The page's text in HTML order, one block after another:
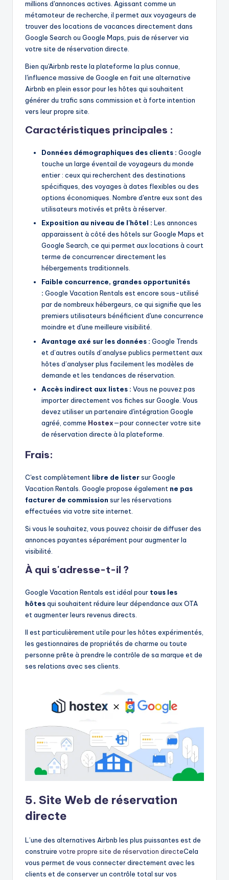
millions d'annonces actives. Agissant comme un
métamoteur de recherche, il permet aux voyageurs de
trouver des locations de vacances directement dans
Google Search ou Google Maps, puis de réserver via
votre site de réservation directe.
Bien qu'Airbnb reste la plateforme la plus connue,
l'influence massive de Google en fait une alternative
Airbnb en plein essor pour les hôtes qui souhaitent
générer du trafic sans commission et à forte intention
vers leur propre site.
Caractéristiques principales :
Données démographiques des clients : Google
touche un large éventail de voyageurs du monde
entier : ceux qui recherchent des destinations
spécifiques, des voyages à dates flexibles ou des
options économiques. Nombre d'entre eux sont des
utilisateurs motivés et prêts à réserver.
Exposition au niveau de l'hôtel : Les annonces
apparaissent à côté des hôtels sur Google Maps et
Google Search, ce qui permet aux locations à court
terme de concurrencer directement les
hébergements traditionnels.
Faible concurrence, grandes opportunités
: Google Vacation Rentals est encore sous-utilisé
par de nombreux hébergeurs, ce qui signifie que les
premiers utilisateurs bénéficient d'une concurrence
moindre et d'une meilleure visibilité.
Avantage axé sur les données : Google Trends
et d’autres outils d’analyse publics permettent aux
hôtes d’analyser plus facilement les modèles de
demande et les tendances de réservation.
Accès indirect aux listes : Vous ne pouvez pas
importer directement vos fiches sur Google. Vous
devez utiliser un partenaire d'intégration Google
agréé, comme Hostex—pour connecter votre site
de réservation directe à la plateforme.
Frais:
C'est complètement libre de listersur Google
Vacation Rentals. Google propose également ne pas
facturer de commission sur les réservations
effectuées via votre site internet.
Si vous le souhaitez, vous pouvez choisir de diffuser des
annonces payantes séparément pour augmenter la
visibilité.
À qui s'adresse-t-il ?
Google Vacation Rentals est idéal pour tous les
hôtesqui souhaitent réduire leur dépendance aux OTA
et augmenter leurs revenus directs.
Il est particulièrement utile pour les hôtes expérimentés,
les gestionnaires de propriétés de charme ou toute
personne prête à prendre le contrôle de sa marque et de
ses relations avec ses clients.
5. Site Web de réservation
directe
L’une des alternatives Airbnb les plus puissantes est de
construire votre propre site de réservation directeCela
vous permet de vous connecter directement avec les
clients et de conserver un contrôle total sur vos